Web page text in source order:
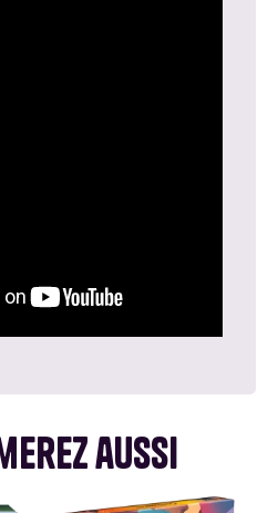
aussi